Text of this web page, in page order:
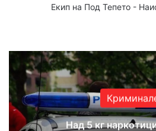
Екип на Под Тепето -
Над 5 кг